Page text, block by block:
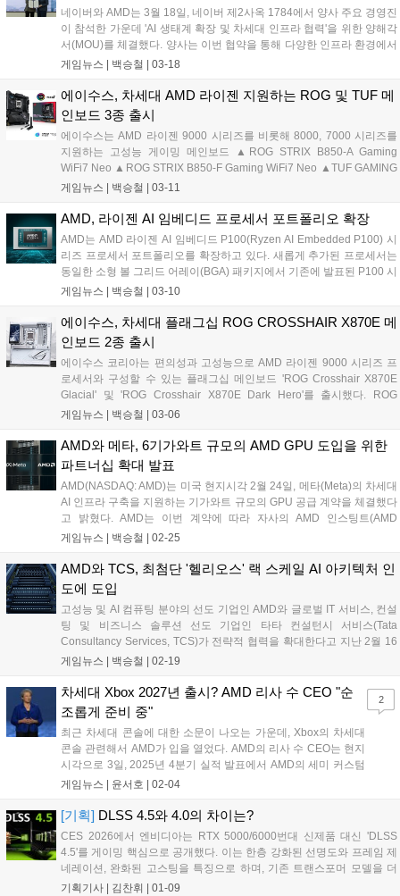
네이버와 AMD는 3월 18일, 네이버 제2사옥 1784에서 양사 주요 경영진
이 참석한 가운데 'AI 생태계 확장 및 차세대 인프라 협력'을 위한 양해각
서(MOU)를 체결했다. 양사는 이번 협약을 통해 다양한 인프라 환경에서
AI 기술이 유기적으로 연결되는 생태계를 구축하고, 기술 유연성을 높여
바X'에 최적화된 고성능 GPU 연산 환경 구축을 위한 기술 협력을 강화
하고 이를 통해 AI 모델을 안정적으로 운영할 수 있는 인프라 기술을 공
동으로 고도화해 나간다는 계획이다....
게임뉴스 | 백승철 | 03-18
에이수스, 차세대 AMD 라이젠 지원하는 ROG 및 TUF 메
인보드 3종 출시
에이수스는 AMD 라이젠 9000 시리즈를 비롯해 8000, 7000 시리즈를
지원하는 고성능 게이밍 메인보드 ▲ROG STRIX B850-A Gaming
WiFi7 Neo ▲ROG STRIX B850-F Gaming WiFi7 Neo ▲TUF GAMING
X870-PRO WiFi7 W Neo 등 3종을 출시한다고 밝혔다. Neo 시리즈는
메모리 성능 그리고 확장성과 사용자 편의성을 제공하는 것에 초점을 맞
을 높여 고클럭 메모리 및 안정적인 오버클럭을 지원한다. 또한 PCIe 5.0
기반 그래픽카드 및 스토리지 재배분을 통해 확장성을 확보하였다....
게임뉴스 | 백승철 | 03-11
AMD, 라이젠 AI 임베디드 프로세서 포트폴리오 확장
AMD는 AMD 라이젠 AI 임베디드 P100(Ryzen AI Embedded P100) 시
리즈 프로세서 포트폴리오를 확장하고 있다. 새롭게 추가된 프로세서는
동일한 소형 볼 그리드 어레이(BGA) 패키지에서 기존에 발표된 P100 시
리즈 프로세서 대비 최대 2배의 CPU 코어 수, 최대 8배의 GPU 연산 성
다....
게임뉴스 | 백승철 | 03-10
에이수스, 차세대 플래그십 ROG CROSSHAIR X870E 메
인보드 2종 출시
에이수스 코리아는 편의성과 고성능으로 AMD 라이젠 9000 시리즈 프
로세서와 구성할 수 있는 플래그십 메인보드 'ROG Crosshair X870E
Glacial' 및 'ROG Crosshair X870E Dark Hero'를 출시했다. ROG
Crosshair 메인보드 시리즈는 20년의 역사를 바탕으로 하이엔드 부품,
스와 뛰어난 성능을 갖춘 라인업이다. 특히 이번 신제품에는 DDR5 메모
리 성능을 끌어올리는 NitroPath DRAM 기술과 조립 편의성을 개선한
AIO Q-Connector 등 최신 기술이 대거 적용된 것이 특징이다....
게임뉴스 | 백승철 | 03-06
AMD와 메타, 6기가와트 규모의 AMD GPU 도입을 위한
파트너십 확대 발표
AMD(NASDAQ: AMD)는 미국 현지시각 2월 24일, 메타(Meta)의 차세대
AI 인프라 구축을 지원하는 기가와트 규모의 GPU 공급 계약을 체결했다
고 밝혔다. AMD는 이번 계약에 따라 자사의 AMD 인스팅트(AMD
Instinct) GPU를 여러 세대에 걸쳐 공급할 예정이다. 이번 계약은 양사의
전반에 걸친 로드맵을 일치시켜 메타 워크로드에 최적화된 AI 플랫폼을
제공하는 것을 목표로 한다....
게임뉴스 | 백승철 | 02-25
AMD와 TCS, 최첨단 '헬리오스' 랙 스케일 AI 아키텍처 인
도에 도입
고성능 및 AI 컴퓨팅 분야의 선도 기업인 AMD와 글로벌 IT 서비스, 컨설
팅 및 비즈니스 솔루션 선도 기업인 타타 컨설턴시 서비스(Tata
Consultancy Services, TCS)가 전략적 협력을 확대한다고 지난 2월 16
일 발표했다. TCS는 자회사 하이퍼볼트 AI 데이터센터(HyperVault AI
국가 AI 이니셔티브를 지원하는 AMD '헬리오스(Helios)' 플랫폼 기반 랙
스케일 AI 인프라 설계를 공동 개발할 예정이다....
게임뉴스 | 백승철 | 02-19
차세대 Xbox 2027년 출시? AMD 리사 수 CEO "순
조롭게 준비 중"
최근 차세대 콘솔에 대한 소문이 나오는 가운데, Xbox의 차세대
콘솔 관련해서 AMD가 입을 열었다. AMD의 리사 수 CEO는 현지
시각으로 3일, 2025년 4분기 실적 발표에서 AMD의 세미 커스텀
SoC(System on Chip, CPU와 GPU, 메모리 등을 칩 하나에 통합
준...
게임뉴스 | 윤서호 | 02-04
2
[기획] DLSS 4.5와 4.0의 차이는?
CES 2026에서 엔비디아는 RTX 5000/6000번대 신제품 대신 'DLSS
4.5'를 게이밍 핵심으로 공개했다. 이는 한층 강화된 선명도와 프레임 제
네레이션, 완화된 고스팅을 특징으로 하며, 기존 트랜스포머 모델을 더
욱 강화한 버전이다. DLSS 4.5는 한국 시간 1월 13일에 정식 출시될 예
기획기사 | 김찬휘 | 01-09